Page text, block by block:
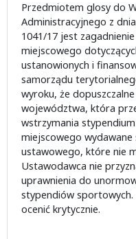
Przedmiotem glosy do
Administracyjnego z
1041/17 jest
miejscowego
ustanowionych i
samorządu
wyroku, że
województwa, która
wstrzymania
miejscowego
ustawowego, które nie
Ustawodawca nie
uprawnienia do
stypendiów
ocenić krytycznie.